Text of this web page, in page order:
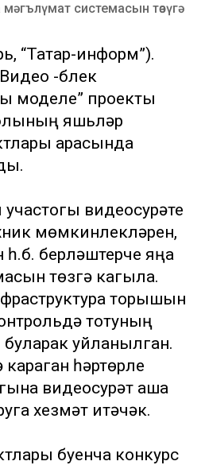
системасын төзүгә
“Татар-информ”).
-бүлек
моделе” проекты
яшьләр
арасында
видеосурәте
мөмкинлекләрен,
һ.б. берләштерүче яңа
төзүгә кагыла.
торышын
тотуның
уйланылган.
караган һәртөрле
видеосурәт аша
хезмәт итәчәк.
буенча конкурс